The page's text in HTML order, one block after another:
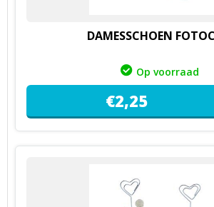
DAMESSCHOEN
Op voorraad
€2,25